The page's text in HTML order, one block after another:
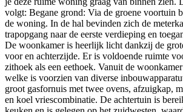
volgt: Begane grond: Via de groene voortuin
de woning. In de hal bevinden zich de
trapopgang naar de eerste verdieping en
De woonkamer is heerlijk licht dankzij de
voor en achterzijde. Er is voldoende ruimte
zithoek als een eethoek. Vanuit de
welke is voorzien van diverse
groot gasfornuis met twee ovens, afzuigkap,
en koel vriescombinatie. De achtertuin is